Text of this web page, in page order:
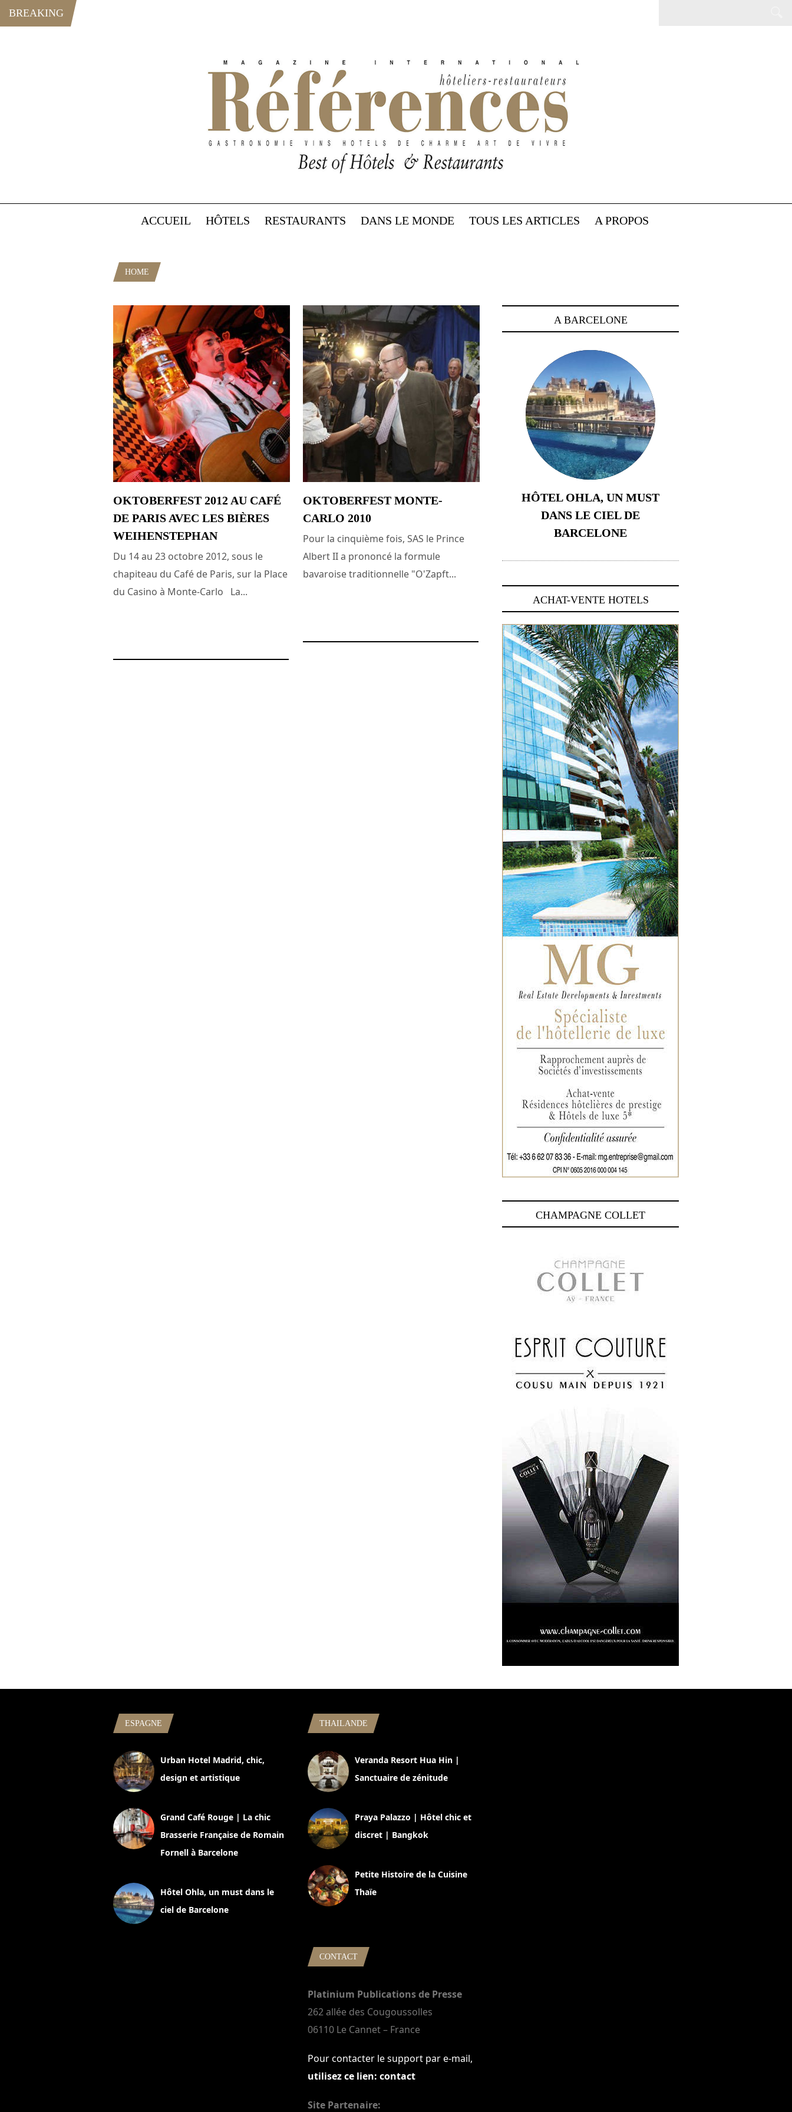
BREAKING
ACCUEIL HÔTELS RESTAURANTS DANS LE MONDE TOUS LES ARTICLES A PROPOS
HOME
OKTOBERFEST 2012 AU CAFÉ
DE PARIS AVEC LES BIÈRES
WEIHENSTEPHAN
Du 14 au 23 octobre 2012, sous le
chapiteau du Café de Paris, sur la Place
du Casino à Monte-Carlo La...
OKTOBERFEST MONTE-
CARLO 2010
Pour la cinquième fois, SAS le Prince
Albert II a prononcé la formule
bavaroise traditionnelle "O'Zapft...
A BARCELONE
HÔTEL OHLA, UN MUST
DANS LE CIEL DE
BARCELONE
ACHAT-VENTE HOTELS
CHAMPAGNE COLLET
ESPAGNE
Urban Hotel Madrid, chic,
design et artistique
Grand Café Rouge | La chic
Brasserie Française de Romain
Fornell à Barcelone
Hôtel Ohla, un must dans le
ciel de Barcelone
THAILANDE
Veranda Resort Hua Hin |
Sanctuaire de zénitude
Praya Palazzo | Hôtel chic et
discret | Bangkok
Petite Histoire de la Cuisine
Thaïe
CONTACT
Platinium Publications de Presse
262 allée des Cougoussolles
06110 Le Cannet – France
Pour contacter le support par e-mail,
utilisez ce lien: contact
Site Partenaire: